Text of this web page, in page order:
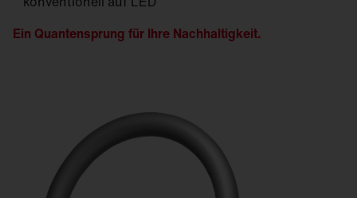
Ein Quantensprung für Ihre Nachhaltigkeit.